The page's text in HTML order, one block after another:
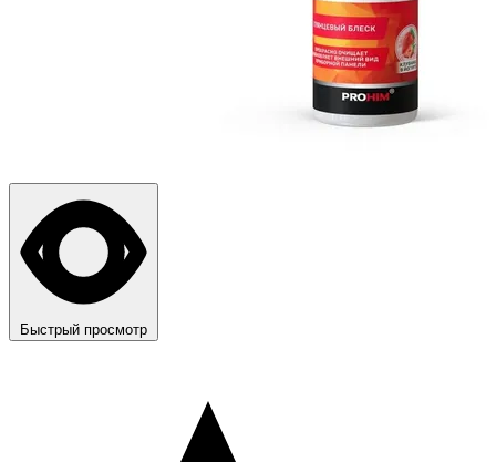
Быстрый просмотр